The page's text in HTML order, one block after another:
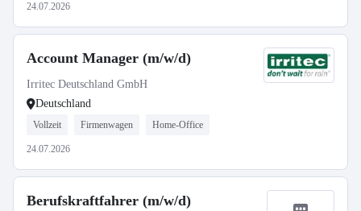
24.07.2026
Account Manager (m/w/d)
Irritec Deutschland GmbH
Deutschland
Vollzeit Firmenwagen Home-Office
24.07.2026
Berufskraftfahrer (m/w/d)